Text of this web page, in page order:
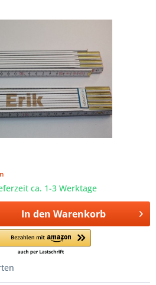
ca. 1-3 Werktage
In den Warenkorb